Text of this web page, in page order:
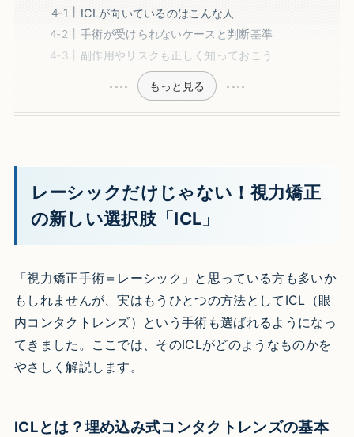
ICLが向いているのはこんな人
手術が受けられないケースと判断基準
副作用やリスクも正しく知っておこう
もっと見る
レーシックだけじゃない！視力矯正
の新しい選択肢「ICL」
「視力矯正手術＝レーシック」と思っている方も多いか
もしれませんが、実はもうひとつの方法としてICL（眼
内コンタクトレンズ）という手術も選ばれるようになっ
てきました。ここでは、そのICLがどのようなものかを
やさしく解説します。
ICLとは？埋め込み式コンタクトレンズの基本